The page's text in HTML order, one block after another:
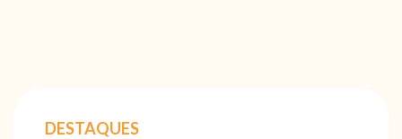
DESTAQUES